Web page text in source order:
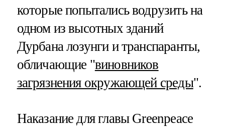
которые попытались водрузить на
одном из высотных зданий
Дурбана лозунги и транспаранты,
обличающие "виновников
загрязнения окружающей среды".
Наказание для главы Greenpeace